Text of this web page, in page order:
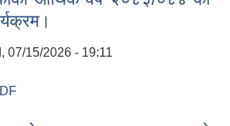
07/15/2026 - 19:11